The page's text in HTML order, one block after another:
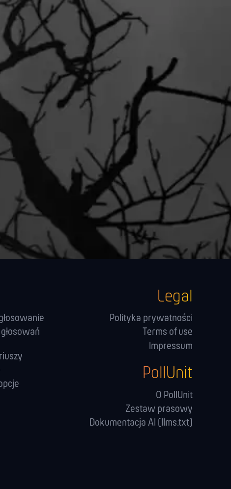
Legal
Polityka prywatności
Terms of use
Impressum
PollUnit
O PollUnit
Zestaw prasowy
Dokumentacja AI (llms.txt)